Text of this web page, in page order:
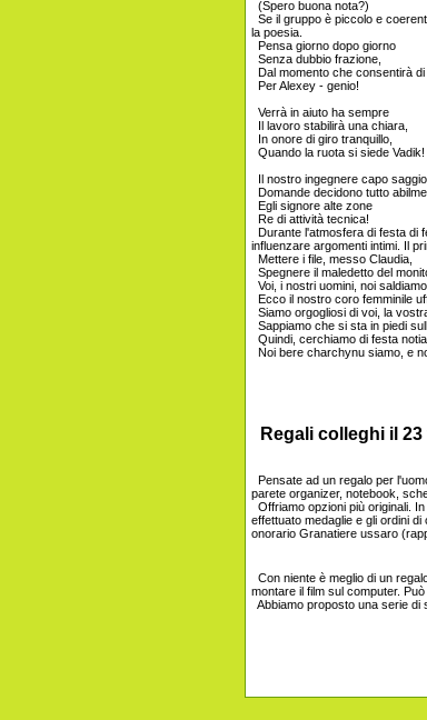
(Spero buona nota?)
Se il gruppo è piccolo e
la poesia.
Pensa giorno dopo giorno
Senza dubbio frazione,
Dal momento che consentirà
Per Alexey - genio!
Verrà in aiuto ha sempre
Il lavoro stabilirà una chiara,
In onore di giro tranquillo,
Quando la ruota si siede Vadik!
Il nostro ingegnere capo saggio
Domande decidono tutto
Egli signore alte zone
Re di attività tecnica!
Durante l'atmosfera di festa di
influenzare argomenti intimi. Il
Mettere i file, messo Claudia,
Spegnere il maledetto del
Voi, i nostri uomini, noi
Ecco il nostro coro femminile
Siamo orgogliosi di voi, la
Sappiamo che si sta in piedi
Quindi, cerchiamo di festa
Noi bere charchynu siamo, e
Regali colleghi il
Pensate ad un regalo per
parete organizer, notebook,
Offriamo opzioni più originali.
effettuato medaglie e gli ordini
onorario Granatiere ussaro
Con niente è meglio di un
montare il film sul computer.
Abbiamo proposto una serie di